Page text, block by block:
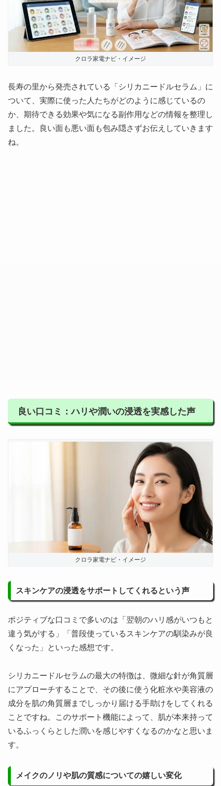
クロラ家電ナビ・イメージ
長寿の里から発売されている「シリカニードルセラム」に
ついて、実際に使った人たちがどのように感じているの
か、期待できる効果や気になる副作用などの情報を整理し
ました。良い面も悪い面も包み隠さずお伝えしていきます
ね。
良い口コミ：ハリや潤いの浸透を実感した声
クロラ家電ナビ・イメージ
スキンケアの浸透をサポートしてくれるという声
ポジティブな口コミで多いのは「翌朝のハリ感がいつもと
違う気がする」「普段使っているスキンケアの馴染みが良
くなった」といった感想です。
シリカニードルセラムの最大の特徴は、微細な針が角質層
にアプローチすることで、その後に使う化粧水や美容液の
成分を肌の角質層までしっかり届ける手助けをしてくれる
ことですね。このサポート機能によって、肌が本来持って
いるふっくらとした潤いを感じやすくなるのかなと思いま
す。
メイクのノリや肌の質感についての嬉しい変化